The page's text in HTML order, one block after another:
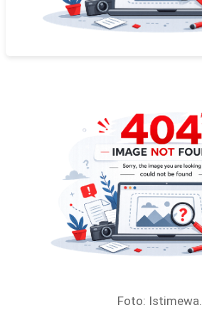
Foto: Istimewa.